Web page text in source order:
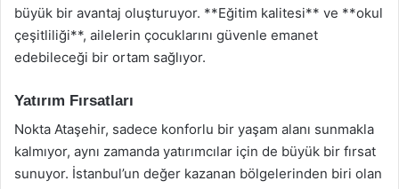
büyük bir avantaj oluşturuyor. **Eğitim kalitesi** ve **okul
çeşitliliği**, ailelerin çocuklarını güvenle emanet
edebileceği bir ortam sağlıyor.
Yatırım Fırsatları
Nokta Ataşehir, sadece konforlu bir yaşam alanı sunmakla
kalmıyor, aynı zamanda yatırımcılar için de büyük bir fırsat
sunuyor. İstanbul’un değer kazanan bölgelerinden biri olan